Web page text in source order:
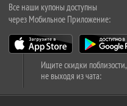
Все наши купоны доступны
через Мобильное Приложение:
Ищите скидки поблизости,
не выходя из чата: